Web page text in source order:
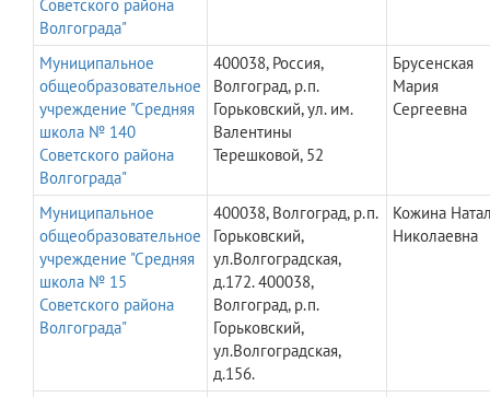
Советского района
Волгограда"
Муниципальное
общеобразовательное
учреждение "Средняя
школа № 140
Советского района
Волгограда"
400038, Россия,
Волгоград, р.п.
Горьковский, ул. им.
Валентины
Терешковой, 52
Брусенская
Мария
Сергеевна
Муниципальное
общеобразовательное
учреждение "Средняя
школа № 15
Советского района
Волгограда"
400038, Волгоград, р.п.
Горьковский,
ул.Волгоградская,
д.172. 400038,
Волгоград, р.п.
Горьковский,
ул.Волгоградская,
д.156.
Кожина
Николаевна